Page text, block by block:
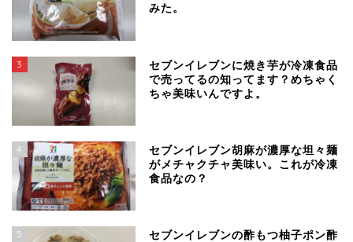
みた。
3
セブンイレブンに焼き芋が冷凍食品
で売ってるの知ってます？めちゃく
ちゃ美味いんですよ。
4
セブンイレブン胡麻が濃厚な坦々麺
がメチャクチャ美味い。これが冷凍
食品なの？
5
セブンイレブンの酢もつ柚子ポン酢